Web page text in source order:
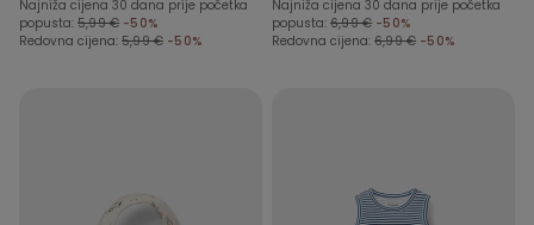
Najniža cijena 30 dana prije početka
popusta: 5,99 € -50%
Redovna cijena: 5,99 € -50%
Najniža cijena 30 dana prije početka
popusta: 6,99 € -50%
Redovna cijena: 6,99 € -50%